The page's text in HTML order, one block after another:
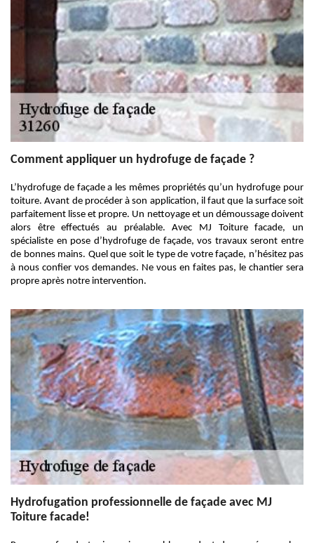
Comment appliquer un hydrofuge de façade ?
L’hydrofuge de façade a les mêmes propriétés qu’un hydrofuge pour
toiture. Avant de procéder à son application, il faut que la surface soit
parfaitement lisse et propre. Un nettoyage et un démoussage doivent
alors être effectués au préalable. Avec MJ Toiture facade, un
spécialiste en pose d’hydrofuge de façade, vos travaux seront entre
de bonnes mains. Quel que soit le type de votre façade, n’hésitez pas
à nous confier vos demandes. Ne vous en faites pas, le chantier sera
propre après notre intervention.
Hydrofugation professionnelle de façade avec MJ
Toiture facade!